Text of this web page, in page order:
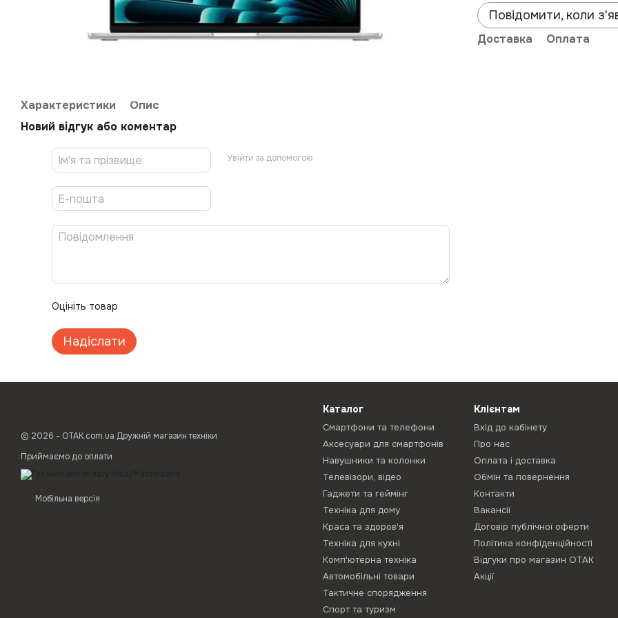
Характеристики
Опис
Новий відгук або коментар
Увійти за допомогою
Оцініть товар
Надіслати
Повідомити, коли
Доставка Оплата
© 2026 - ОТАК.com.ua Дружній магазин техніки
Приймаємо до оплати
Мобільна версія
Каталог
Смартфони та телефони
Аксесуари для смартфонів
Навушники та колонки
Телевізори, відео
Гаджети та геймінг
Техніка для дому
Краса та здоров'я
Техніка для кухні
Комп'ютерна техніка
Автомобільні товари
Тактичне спорядження
Спорт та туризм
Клієнтам
Вхід до кабінету
Про нас
Оплата і доставка
Обмін та повернення
Контакти
Вакансії
Договір публічної оферти
Політика конфіденційності
Відгуки про магазин ОТАК
Акції